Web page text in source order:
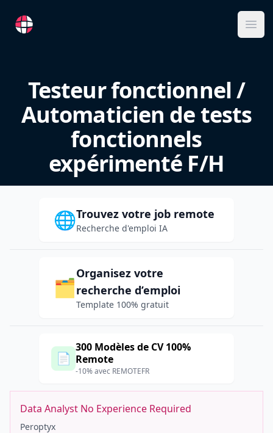
RemoteFR
Testeur fonctionnel /
Automaticien de tests
fonctionnels
expérimenté F/H
🌐Trouvez votre job remote
Recherche d'emploi IA
🗂️
Organisez votre
recherche d’emploi
Template 100% gratuit
📄
300 Modèles de CV 100%
Remote
-10% avec REMOTEFR
Data Analyst No Experience Required
Peroptyx